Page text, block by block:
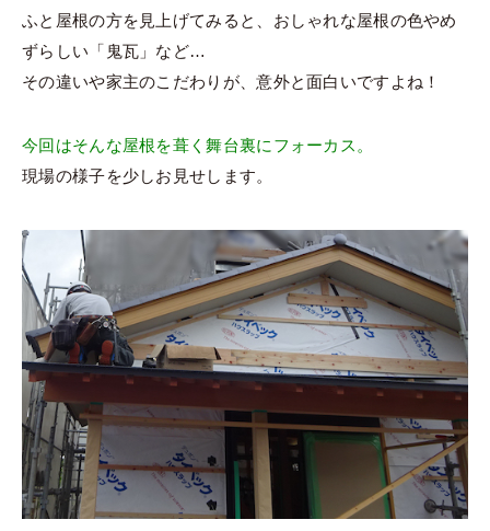
ふと屋根の方を見上げてみると、おしゃれな屋根の色やめ
ずらしい「鬼瓦」など…
その違いや家主のこだわりが、意外と面白いですよね！
今回はそんな屋根を葺く舞台裏にフォーカス。
現場の様子を少しお見せします。